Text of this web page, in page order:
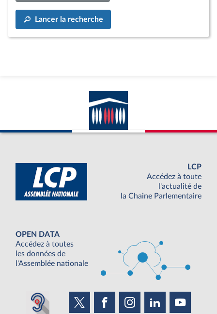
Lancer la recherche
LCP
Accédez à toute
l'actualité de
la Chaine Parlementaire
OPEN DATA
Accédez à toutes
les données de
l'Assemblée nationale